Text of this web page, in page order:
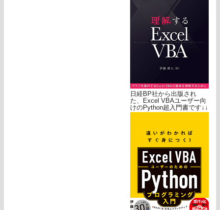
日経BP社から出版され
た、Excel VBAユーザー向
けのPython超入門書です↓↓